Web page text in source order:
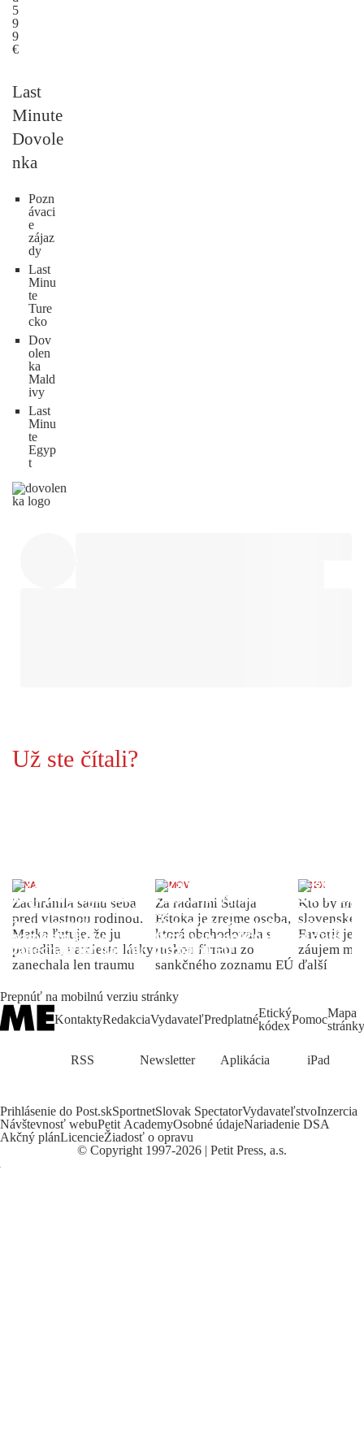
5
9
9
€
Last
Minute
Dovole
nka
Pozn
ávaci
e
zájaz
dy
Last
Minu
te
Ture
cko
Dov
olen
ka
Mald
ivy
Last
Minu
te
Egyp
t
Už ste čítali?
ŽENA
Zachránila samu seba
pred vlastnou rodinou.
Matka ľutuje, že ju
porodila, namiesto lásky
zanechala len traumu
DOMOV
Za radarmi Šutaja
Eštoka je zrejme osoba,
ktorá obchodovala s
ruskou firmou zo
sankčného zoznamu EÚ
INDEX
Kto by
slovenské
Favorit je
záujem
ďalší
Prepnúť na mobilnú verziu stránky
KontaktyRedakciaVydavateľPredplatnéEtický
kódexPomocMapa
stránky
RSS Newsletter Aplikácia iPad
Prihlásenie do Post.skSportnetSlovak SpectatorVydavateľstvoInzercia
Návštevnosť webuPetit AcademyOsobné údajeNariadenie DSA
Akčný plánLicencieŽiadosť o opravu
© Copyright 1997-2026 | Petit Press, a.s.